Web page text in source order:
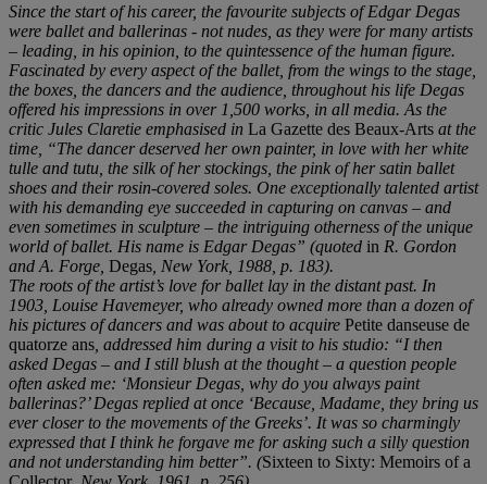
Since the start of his career, the favourite subjects of Edgar Degas
were ballet and ballerinas - not nudes, as they were for many artists
– leading, in his opinion, to the quintessence of the human figure.
Fascinated by every aspect of the ballet, from the wings to the stage,
the boxes, the dancers and the audience, throughout his life Degas
offered his impressions in over 1,500 works, in all media. As the
critic Jules Claretie emphasised in La Gazette des Beaux-Arts at the
time, “The dancer deserved her own painter, in love with her white
tulle and tutu, the silk of her stockings, the pink of her satin ballet
shoes and their rosin-covered soles. One exceptionally talented artist
with his demanding eye succeeded in capturing on canvas – and
even sometimes in sculpture – the intriguing otherness of the unique
world of ballet. His name is Edgar Degas” (quoted in R. Gordon
and A. Forge, Degas , New York, 1988, p. 183).
The roots of the artist’s love for ballet lay in the distant past. In
1903, Louise Havemeyer, who already owned more than a dozen of
his pictures of dancers and was about to acquire Petite danseuse de
quatorze ans , addressed him during a visit to his studio: “I then
asked Degas – and I still blush at the thought – a question people
often asked me: ‘Monsieur Degas, why do you always paint
ballerinas?’ Degas replied at once ‘Because, Madame, they bring us
ever closer to the movements of the Greeks’. It was so charmingly
expressed that I think he forgave me for asking such a silly question
and not understanding him better”. (Sixteen to Sixty: Memoirs of a